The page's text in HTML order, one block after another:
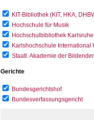
KIT-Bibliothek (KIT, HKA,
Hochschule für Musik
Hochschulbibliothek
Karlshochschule International
Staatl. Akademie der
Gerichte
Bundesgerichtshof
Bundesverfassungsgericht